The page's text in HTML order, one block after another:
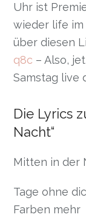
Uhr ist
wieder life im
über diesen
q8c – Also,
Samstag live
Die Lyrics
Nacht“
Mitten in der
Tage ohne
Farben mehr